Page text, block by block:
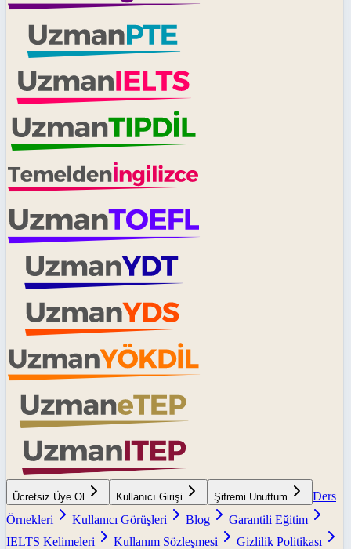
Ücretsiz Üye Ol Kullanıcı Girişi Şifremi Unuttum
Ders
Örnekleri
Kullanıcı Görüşleri Blog
Garantili Eğitim
IELTS Kelimeleri
Kullanım Sözleşmesi
Gizlilik Politikası